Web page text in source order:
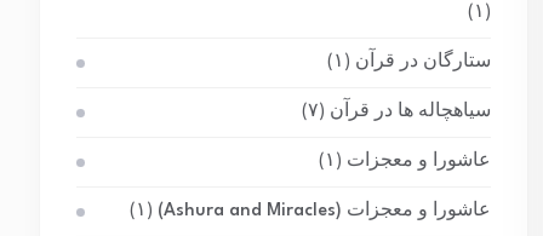
(۱)
ستارگان در قرآن (۱)
سیاهچاله ها در قرآن (۷)
عاشورا و معجزات (۱)
عاشورا و معجزات (Ashura and Miracles) (۱)